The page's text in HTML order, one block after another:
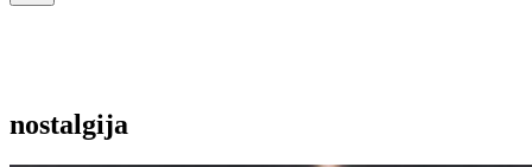
nostalgija